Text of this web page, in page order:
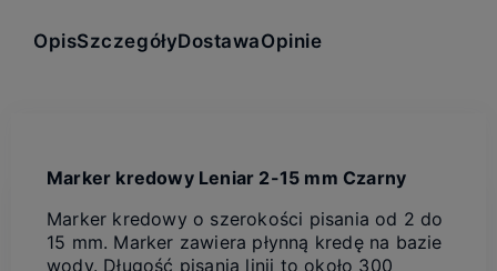
OpisSzczegółyDostawaOpinie
Marker kredowy Leniar 2-15 mm Czarny
Marker kredowy o szerokości pisania od 2 do
15 mm. Marker zawiera płynną kredę na bazie
wody. Długość pisania linii to około 300